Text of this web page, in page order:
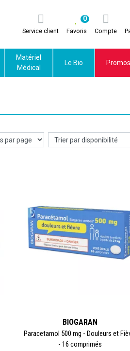
Service client Favoris
0
Compte
Matériel
Médical
Le Bio Promos
BIOGARAN
Paracetamol 500 mg - Douleurs et
- 16 comprimés